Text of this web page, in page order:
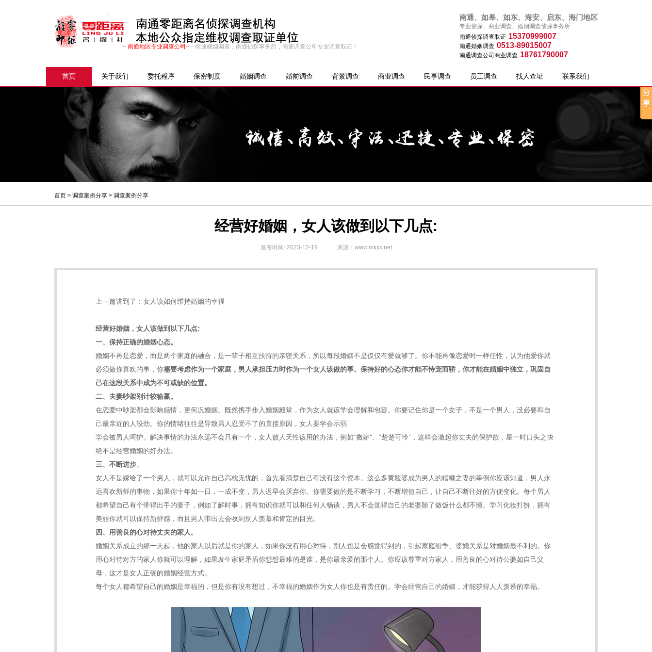
-- 南通地区专业调查公司---- 南通婚姻调查，南通侦探事务所，南通调查公司专业调查取证！
南通、如皋、如东、海安、启东、海门地区
专业侦探、商业调查、婚姻调查侦探事务所
南通侦探调查取证 15370999007
南通婚姻调查 0513-89015007
南通调查公司商业调查 18761790007
首页 关于我们 委托程序 保密制度 婚姻调查 婚前调查 背景调查 商业调查 民事调查 员工调查 找人查址 联系我们
首页 > 调查案例分享 > 调查案例分享
经营好婚姻，女人该做到以下几点:
发布时间: 2023-12-19 来源：www.mkxx.net
上一篇讲到了： 女人该如何维持婚姻的幸福
经营好婚姻，女人该做到以下几点:
一、保持正确的婚姻心态。
婚姻不再是恋爱，而是两个家庭的融合，是一辈子相互扶持的亲密关系，所以每段婚姻不是仅仅有爱就够了。你不能再像恋爱时一样任性，认为他爱你就
必须做你喜欢的事，你需要考虑作为一个家庭，男人承担压力时作为一个女人该做的事。保持好的心态你才能不恃宠而骄，你才能在婚姻中独立，巩固自
己在这段关系中成为不可或缺的位置。
二、夫妻吵架别计较输赢。
在恋爱中吵架都会影响感情，更何况婚姻。既然携手步入婚姻殿堂，作为女人就该学会理解和包容。你要记住你是一个女子，不是一个男人，没必要和自
己最亲近的人较劲。你的情绪往往是导致男人忍受不了的直接原因，女人要学会示弱
学会被男人呵护。解决事情的办法永远不会只有一个，女人败人天性该用的办法，例如“撒娇"、“楚楚可怜”，这样会激起你丈夫的保护欲，星一时口头之快
绝不是经营婚姻的好办法。
三、不断进步。
女人不是嫁给了一个男人，就可以允许自己高枕无忧的，首先看清楚自己有没有这个资本。这么多黄脸婆成为男人的糟糠之妻的事例你应该知道，男人永
远喜欢新鲜的事物，如果你十年如一日，一成不变，男人迟早会厌弃你。你需要做的是不断学习，不断增值自己，让自己不断往好的方便变化。每个男人
都希望自己有个带得出手的妻子，例如了解时事，拥有知识你就可以和任何人畅谈，男人不会觉得自己的老婆除了做饭什么都不懂。学习化妆打扮，拥有
美丽你就可以保持新鲜感，而且男人带出去会收到别人羡慕和肯定的目光。
四、用善良的心对待丈夫的家人。
婚姻关系成立的那一天起，他的家人以后就是你的家人，如果你没有用心对待，别人也是会感觉得到的，引起家庭纷争、婆媳关系是对婚姻最不利的。你
用心对待对方的家人你就可以理解，如果发生家庭矛盾你想想最难的是谁，是你最亲爱的那个人。你应该尊重对方家人，用善良的心对待公婆如自己父
母，这才是女人正确的婚姻经营方式。
每个女人都希望自己的婚姻是幸福的，但是你有没有想过，不幸福的婚姻作为女人你也是有责任的。学会经营自己的婚姻，才能获得人人羡慕的幸福。